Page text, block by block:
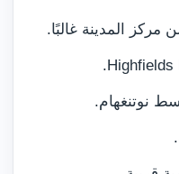
المدينة غالبًا.
نوتنغهام.